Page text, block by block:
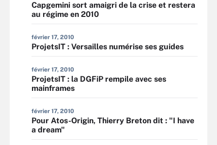
Capgemini sort amaigri de la crise et restera
au régime en 2010
février 17, 2010
ProjetsIT : Versailles numérise ses guides
février 17, 2010
ProjetsIT : la DGFiP rempile avec ses
mainframes
février 17, 2010
Pour Atos-Origin, Thierry Breton dit : "I have
a dream"